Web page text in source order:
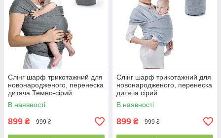
Слінг шарф трикотажний для
новонародженого, перенеска
дитяча Темно-сірий
В наявності
899 ₴ 999 ₴
Слінг шарф трикотажний для
новонародженого, перенеска
дитяча сірий
В наявності
899 ₴ 999 ₴